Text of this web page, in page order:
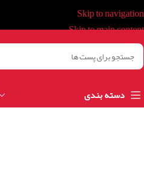
Skip to navigation
Skip to main content
دسته بندی